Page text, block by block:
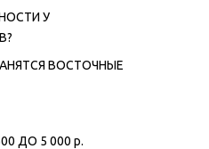
У
ВОСТОЧНЫЕ
ДО 5 000 р.